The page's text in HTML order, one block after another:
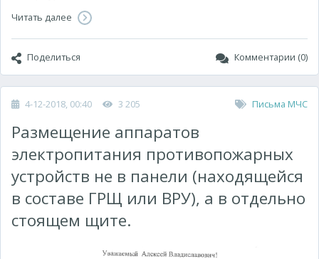
Читать далее
Поделиться Комментарии (0)
4-12-2018, 00:40 3 205 Письма МЧС
Размещение аппаратов
электропитания противопожарных
устройств не в панели (находящейся
в составе ГРЩ или ВРУ), а в отдельно
стоящем щите.